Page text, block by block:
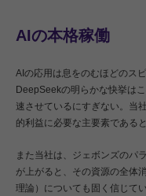
AIの本格稼働
AIの応用は息をのむほどのス
DeepSeekの明らかな快挙は
速させているにすぎない。当
的利益に必要な主要素である
また当社は、ジェボンズのパ
が上がると、その資源の全体
理論）についても固く信じて